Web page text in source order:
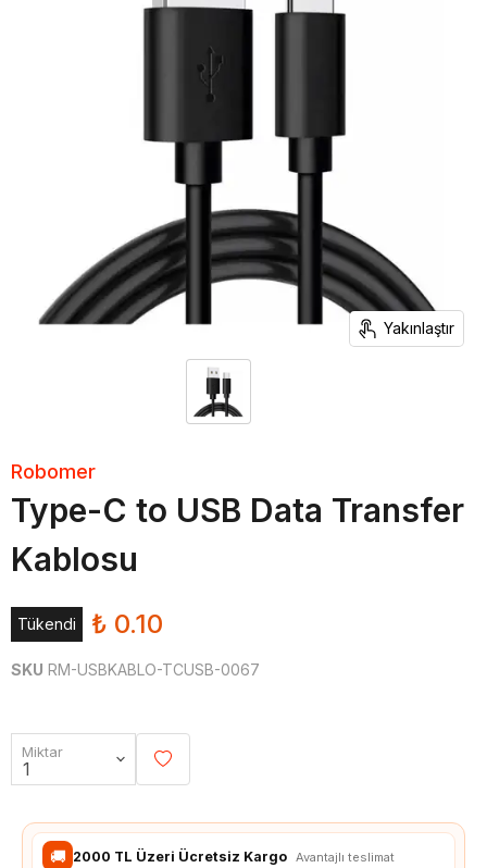
Yakınlaştır
Robomer
Type-C to USB Data Transfer
Kablosu
Tükendi ₺ 0.10
SKU RM-USBKABLO-TCUSB-0067
Miktar
🚚 2000 TL Üzeri Ücretsiz Kargo Avantajlı teslimat